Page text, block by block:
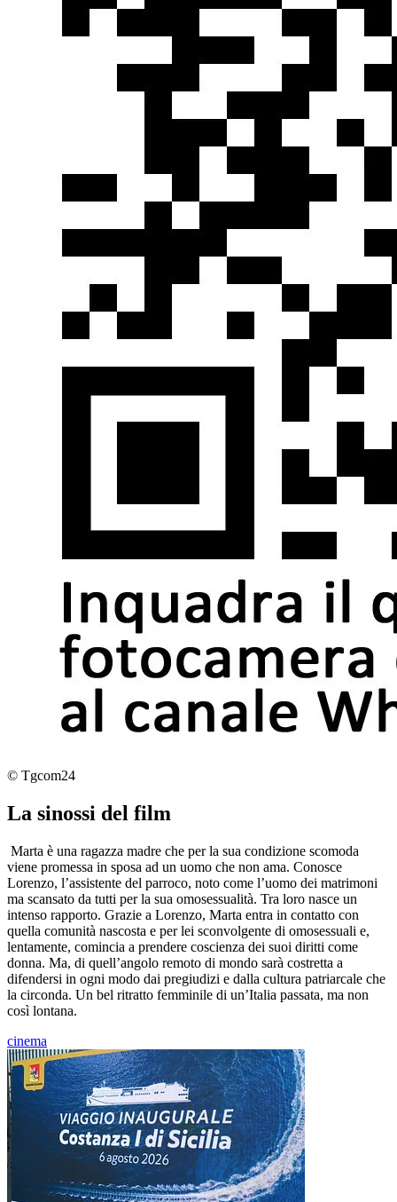
© Tgcom24
La sinossi del film
Marta è una ragazza madre che per la sua condizione scomoda
viene promessa in sposa ad un uomo che non ama. Conosce
Lorenzo, l’assistente del parroco, noto come l’uomo dei matrimoni
ma scansato da tutti per la sua omosessualità. Tra loro nasce un
intenso rapporto. Grazie a Lorenzo, Marta entra in contatto con
quella comunità nascosta e per lei sconvolgente di omosessuali e,
lentamente, comincia a prendere coscienza dei suoi diritti come
donna. Ma, di quell’angolo remoto di mondo sarà costretta a
difendersi in ogni modo dai pregiudizi e dalla cultura patriarcale che
la circonda. Un bel ritratto femminile di un’Italia passata, ma non
così lontana.
cinema